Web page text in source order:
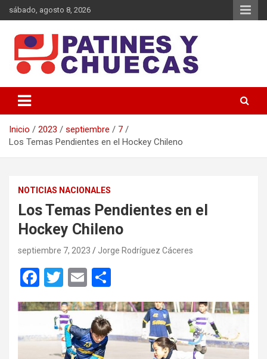
Saltar
al
sábado, agosto 8, 2026
Patines y Chuecas
Inicio 2023 septiembre
7
Los Temas Pendientes en el Hockey Chileno
NOTICIAS NACIONALES
Los Temas Pendientes en el
Hockey Chileno
septiembre 7, 2023 Jorge Rodríguez Cáceres
F
a
ce
b
o
T
wi
tt
er
E
m
ail
o
m
p